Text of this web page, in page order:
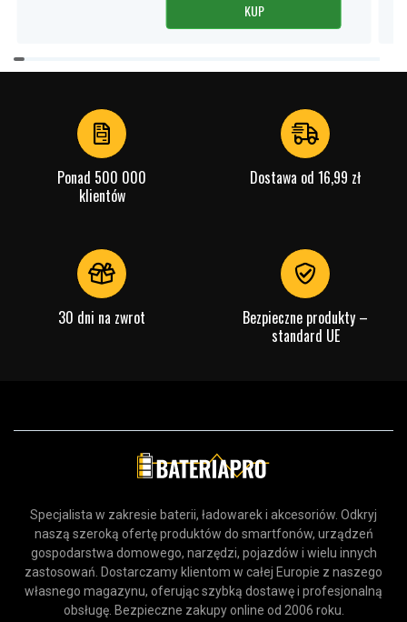
KUP
Item
1
Ponad 500 000
klientów
Dostawa od 16,99 zł
30 dni na zwrot
Bezpieczne produkty –
standard UE
Specjalista w zakresie baterii, ładowarek i akcesoriów. Odkryj
naszą szeroką ofertę produktów do smartfonów, urządzeń
gospodarstwa domowego, narzędzi, pojazdów i wielu innych
zastosowań. Dostarczamy klientom w całej Europie z naszego
własnego magazynu, oferując szybką dostawę i profesjonalną
obsługę. Bezpieczne zakupy online od 2006 roku.